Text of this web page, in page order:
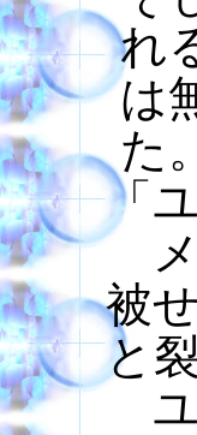
れ
は
た。
「
メ
被
と
ユ